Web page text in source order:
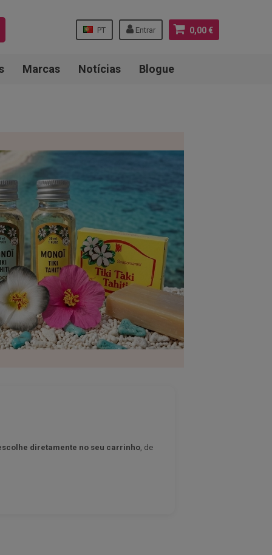
0,00 €
Entrar
PT
Marcas Notícias Blogue
diretamente no seu carrinho, de